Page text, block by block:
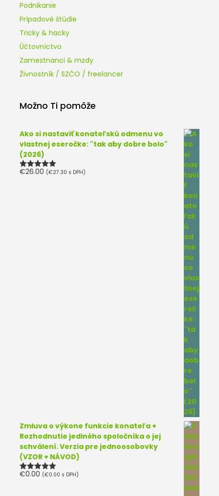
Podnikanie
Prípadové štúdie
Tricky & hacky
Účtovníctvo
Zamestnanci & mzdy
Živnostník / SZČO / freelancer
Možno Ti pomôže
Ako si nastaviť konateľskú odmenu vo
vlastnej eseročke: "tak aby dobre bolo"
(2026)
Hodnotenie
€26.00 (€27.30 s DPH)
Zmluva o výkone funkcie konateľa +
Rozhodnutie jediného spoločníka o jej
schválení. Verzia pre jednoosobovky
(VZOR + NÁVOD)
Hodnotenie
€0.00 (€0.00 s DPH)